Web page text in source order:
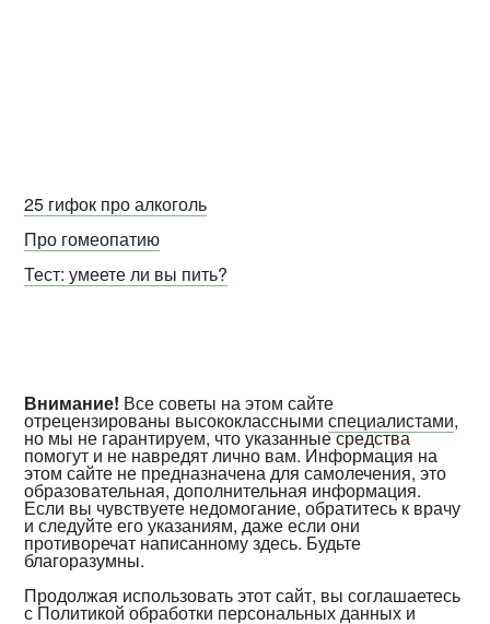
25 гифок про алкоголь
Про гомеопатию
Тест: умеете ли вы пить?
Внимание! Все советы на этом сайте
отрецензированы высококласснымиспециалистами,
но мы не гарантируем, что указанные средства
помогут и не навредят лично вам. Информация на
этом сайте не предназначена для самолечения, это
образовательная, дополнительная информация.
Если вы чувствуете недомогание, обратитесь к врачу
и следуйте его указаниям, даже если они
противоречат написанному здесь. Будьте
благоразумны.
Продолжая использовать этот сайт, вы соглашаетесь
с Политикой обработки персональных данных и